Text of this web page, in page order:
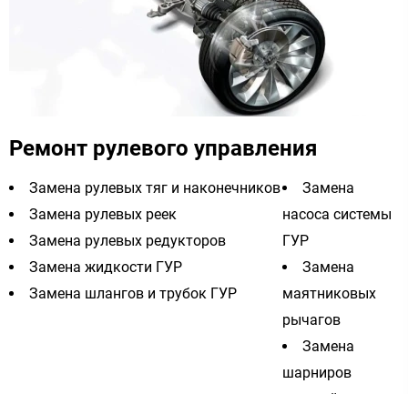
Ремонт рулевого управления
Замена рулевых тяг и наконечников
Замена рулевых реек
Замена рулевых редукторов
Замена жидкости ГУР
Замена шлангов и трубок ГУР
Замена
насоса системы
ГУР
Замена
маятниковых
рычагов
Замена
шарниров